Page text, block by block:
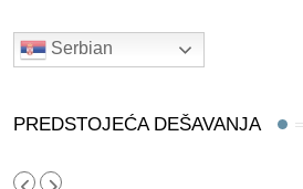
Serbian
PREDSTOJEĆA DEŠAVANJA